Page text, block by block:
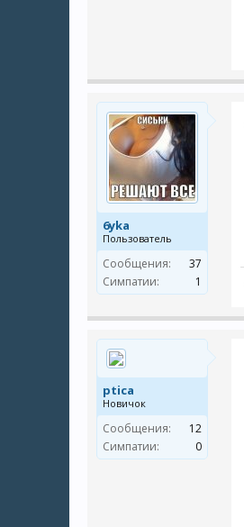
6yka
Пользователь
Сообщения:
37
Симпатии:
1
ptica
Новичок
Сообщения:
12
Симпатии:
0